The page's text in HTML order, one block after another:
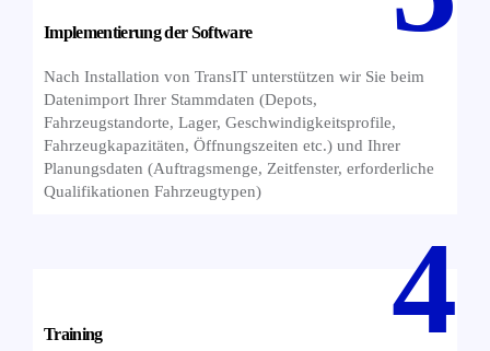
Implementierung der Software
Nach Installation von TransIT unterstützen wir Sie beim
Datenimport Ihrer Stammdaten (Depots,
Fahrzeugstandorte, Lager, Geschwindigkeitsprofile,
Fahrzeugkapazitäten, Öffnungszeiten etc.) und Ihrer
Planungsdaten (Auftragsmenge, Zeitfenster, erforderliche
Qualifikationen Fahrzeugtypen)
Training